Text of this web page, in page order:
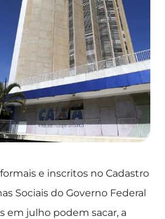
e inscritos no Cadastro
Sociais do Governo Federal
em julho podem sacar, a